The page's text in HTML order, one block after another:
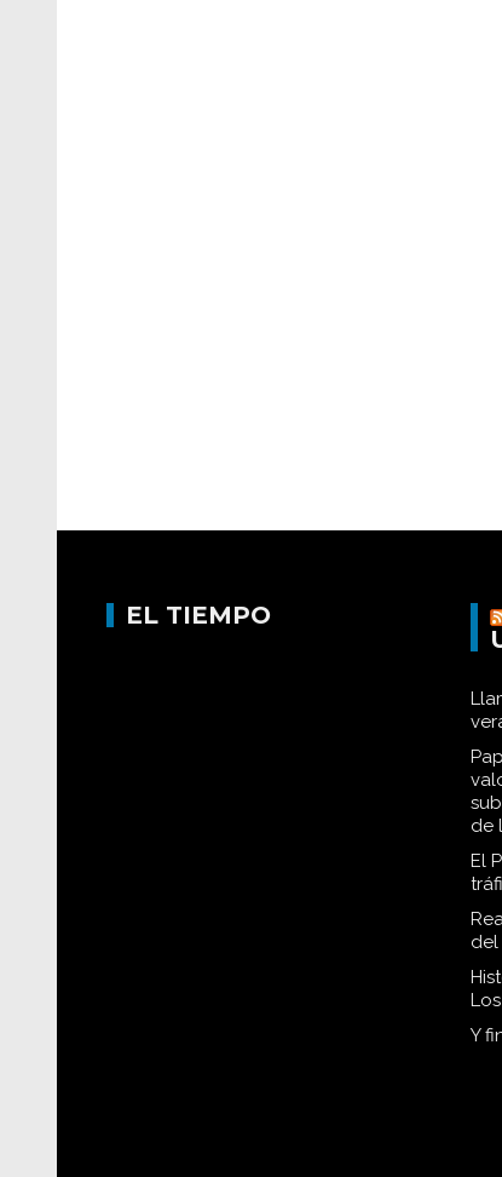
EL TIEMPO
de
El
del
Y